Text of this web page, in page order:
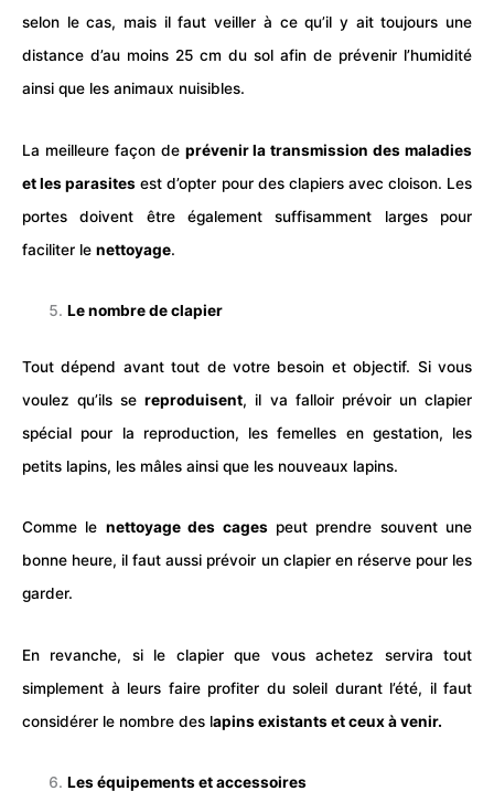
selon le cas, mais il faut veiller à ce qu’il y ait toujours une
distance d’au moins 25 cm du sol afin de prévenir l’humidité
ainsi que les animaux nuisibles.
La meilleure façon de prévenir la transmission des maladies
et les parasites est d’opter pour des clapiers avec cloison. Les
portes doivent être également suffisamment larges pour
faciliter le nettoyage.
Le nombre de clapier
Tout dépend avant tout de votre besoin et objectif. Si vous
voulez qu’ils sereproduisent, il va falloir prévoir un clapier
spécial pour la reproduction, les femelles en gestation, les
petits lapins, les mâles ainsi que les nouveaux lapins.
Comme le nettoyage des cagespeut prendre souvent une
bonne heure, il faut aussi prévoir un clapier en réserve pour les
garder.
En revanche, si le clapier que vous achetez servira tout
simplement à leurs faire profiter du soleil durant l’été, il faut
considérer le nombre des lapins existants et ceux à venir.
Les équipements et accessoires